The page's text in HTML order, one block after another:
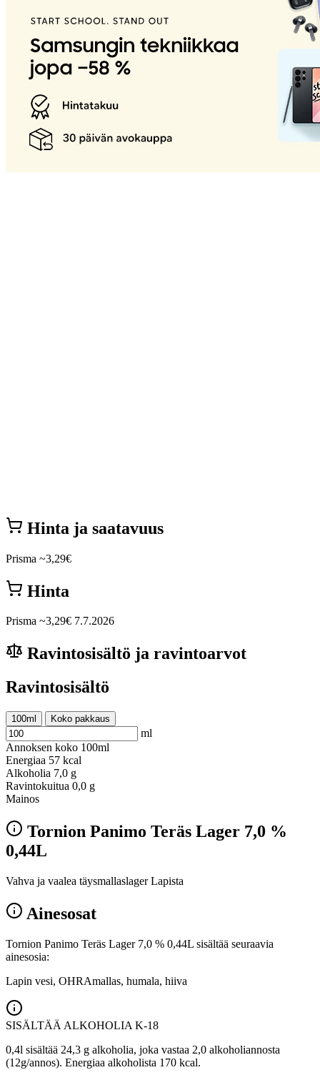
Hinta ja saatavuus
Prisma ~3,29€
Hinta
Prisma ~3,29€ 7.7.2026
Ravintosisältö ja ravintoarvot
Ravintosisältö
100ml Koko pakkaus
ml
Annoksen koko 100ml
Energiaa 57 kcal
Alkoholia 7,0 g
Ravintokuitua 0,0 g
Mainos
Tornion Panimo Teräs Lager 7,0 %
0,44L
Vahva ja vaalea täysmallaslager Lapista
Ainesosat
Tornion Panimo Teräs Lager 7,0 % 0,44L sisältää seuraavia
ainesosia:
Lapin vesi, OHRAmallas, humala, hiiva
SISÄLTÄÄ ALKOHOLIA K-18
0,4l sisältää 24,3 g alkoholia, joka vastaa 2,0 alkoholiannosta
(12g/annos). Energiaa alkoholista 170 kcal.